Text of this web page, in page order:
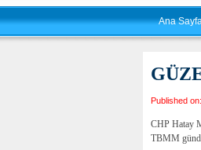
Ana
Published on:
CHP Hatay
TBMM